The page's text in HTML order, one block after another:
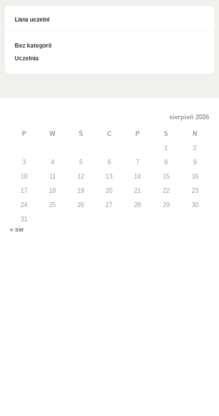
Lista uczelni
Bez kategorii
Uczelnia
sierpień 2026
P W Ś C P S N
1 2
3 4 5 6 7 8 9
10 11 12 13 14 15 16
17 18 19 20 21 22 23
24 25 26 27 28 29 30
31
« sie